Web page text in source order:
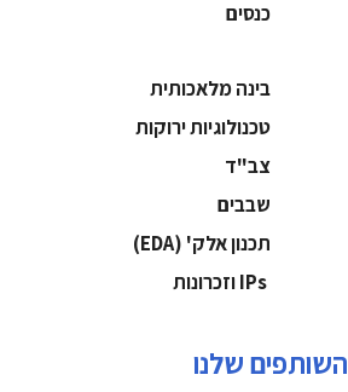
כנסים
בינה מלאכותית
‫טכנולוגיות ירוקות‬
‫צב"ד‬
‫שבבים‬
‫תכנון אלק' (‪(EDA‬‬
השותפים שלנו